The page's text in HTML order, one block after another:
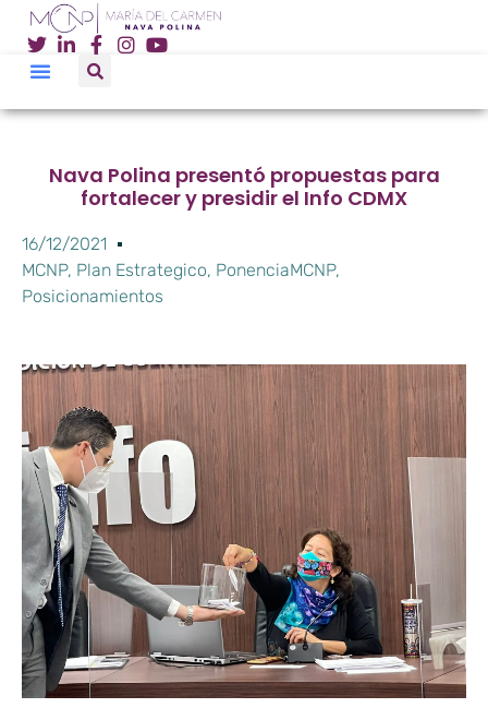
Nava Polina presentó propuestas para
fortalecer y presidir el Info CDMX
16/12/2021
MCNP, Plan Estrategico, PonenciaMCNP,
Posicionamientos